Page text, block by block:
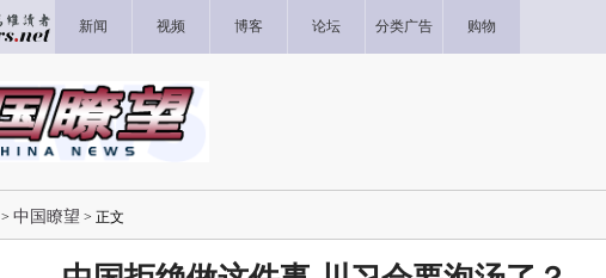
新闻 视频 博客 论坛 分类广告 购物
> 中国瞭望 > 正文